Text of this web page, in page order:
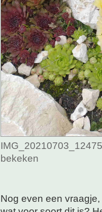
bekeken
Nog even een